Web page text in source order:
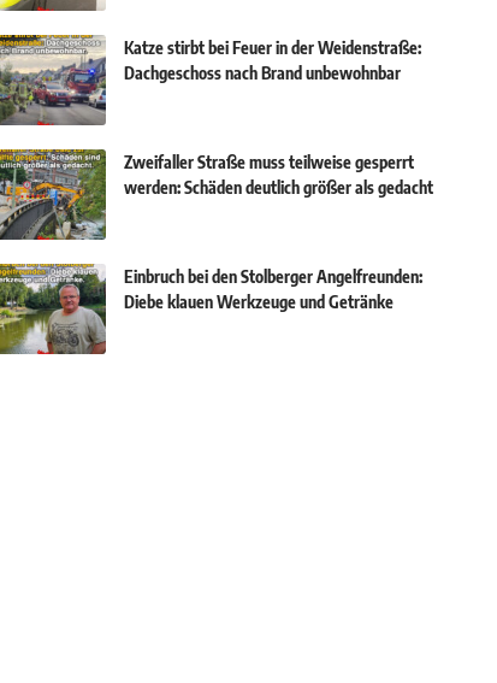
Katze stirbt bei Feuer in der Weidenstraße:
Dachgeschoss nach Brand unbewohnbar
Zweifaller Straße muss teilweise gesperrt
werden: Schäden deutlich größer als gedacht
Einbruch bei den Stolberger Angelfreunden:
Diebe klauen Werkzeuge und Getränke